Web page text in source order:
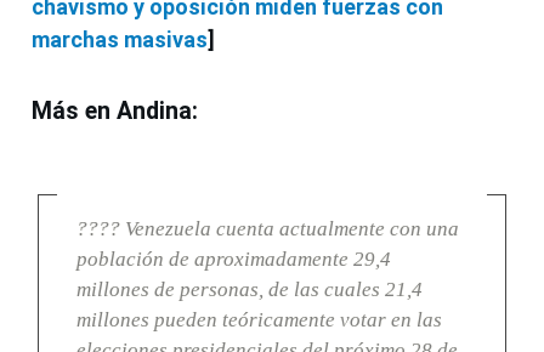
chavismo y oposición miden fuerzas con
marchas masivas]
Más en Andina:
???? Venezuela cuenta actualmente con una
población de aproximadamente 29,4
millones de personas, de las cuales 21,4
millones pueden teóricamente votar en las